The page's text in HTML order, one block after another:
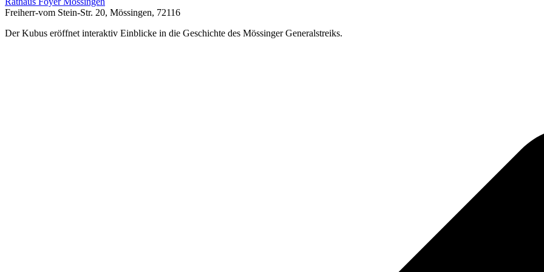
Freiherr-vom Stein-Str. 20, Mössingen, 72116
Der Kubus eröffnet interaktiv Einblicke in die Geschichte des Mössinger Generalstreiks.